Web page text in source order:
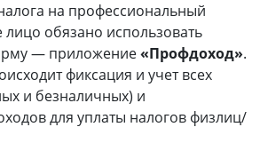
на профессиональный
лицо обязано использовать
— приложение«Профдоход».
фиксация и учет всех
и безналичных) и
для уплаты налогов физлиц/